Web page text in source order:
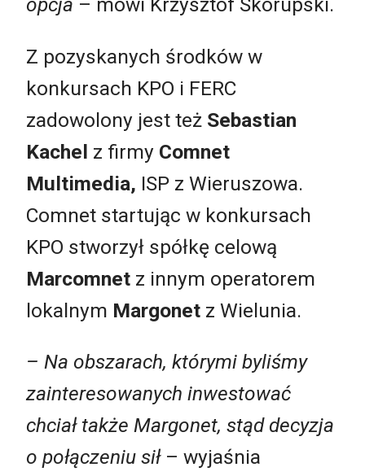
opcja – mówi Krzysztof Skorupski.
Z pozyskanych środków w
konkursach KPO i FERC
zadowolony jest też Sebastian
Kachel z firmy Comnet
Multimedia, ISP z Wieruszowa.
Comnet startując w konkursach
KPO stworzył spółkę celową
Marcomnet z innym operatorem
lokalnym Margonet z Wielunia.
– Na obszarach, którymi byliśmy
zainteresowanych inwestować
chciał także Margonet, stąd decyzja
o połączeniu sił– wyjaśnia